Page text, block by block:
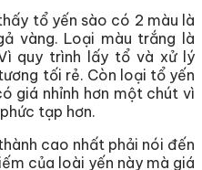
tổ yến sào có 2 màu là
vàng. Loại màu trắng là
quy trình lấy tổ và xử lý
tối rẻ. Còn loại tổ yến
giá nhỉnh hơn một chút vì
tạp hơn.
cao nhất phải nói đến
của loài yến này mà giá